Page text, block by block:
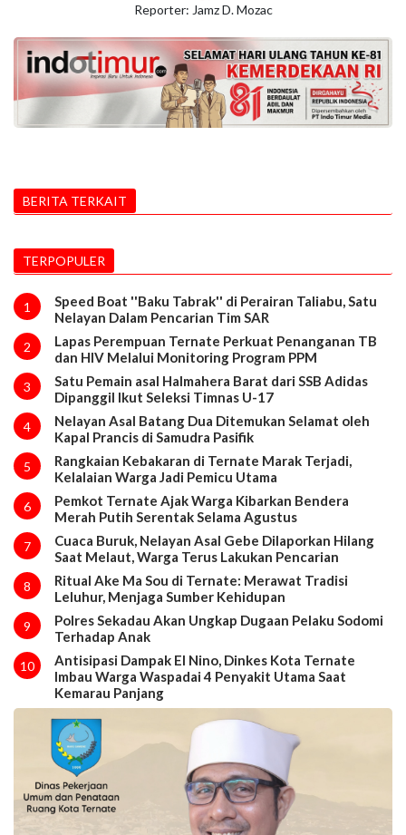
Reporter: Jamz D. Mozac
BERITA TERKAIT
TERPOPULER
1
Speed Boat ''Baku Tabrak'' di Perairan Taliabu, Satu
Nelayan Dalam Pencarian Tim SAR
2
Lapas Perempuan Ternate Perkuat Penanganan TB
dan HIV Melalui Monitoring Program PPM
3
Satu Pemain asal Halmahera Barat dari SSB Adidas
Dipanggil Ikut Seleksi Timnas U-17
4
Nelayan Asal Batang Dua Ditemukan Selamat oleh
Kapal Prancis di Samudra Pasifik
5
Rangkaian Kebakaran di Ternate Marak Terjadi,
Kelalaian Warga Jadi Pemicu Utama
6
Pemkot Ternate Ajak Warga Kibarkan Bendera
Merah Putih Serentak Selama Agustus
7
Cuaca Buruk, Nelayan Asal Gebe Dilaporkan Hilang
Saat Melaut, Warga Terus Lakukan Pencarian
8
Ritual Ake Ma Sou di Ternate: Merawat Tradisi
Leluhur, Menjaga Sumber Kehidupan
9
Polres Sekadau Akan Ungkap Dugaan Pelaku Sodomi
Terhadap Anak
10
Antisipasi Dampak El Nino, Dinkes Kota Ternate
Imbau Warga Waspadai 4 Penyakit Utama Saat
Kemarau Panjang